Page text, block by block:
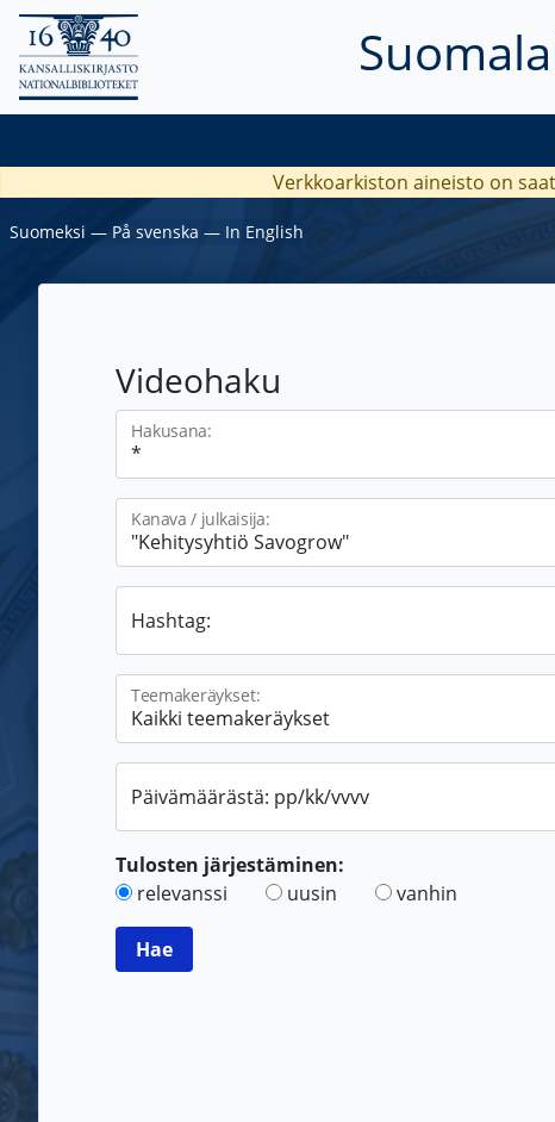
Verkkoarkiston aineisto on
Suomeksi ― På svenska ― In English
Videohaku
Hakusana:
Kanava / julkaisija:
Hashtag:
Teemakeräykset:
Päivämäärästä: pp/kk/vvvv
Tulosten järjestäminen:
relevanssi
uusin vanhin